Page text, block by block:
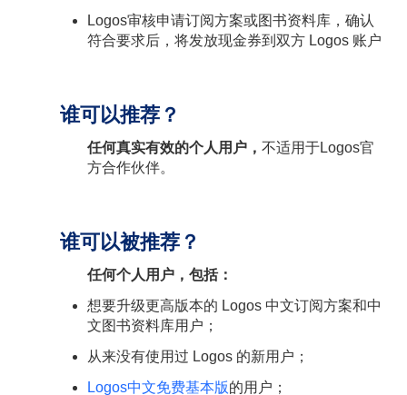
Logos审核申请订阅方案或图书资料库，确认
符合要求后，将发放现金券到双方 Logos 账户
谁可以推荐？
任何真实有效的个人用户， 不适用于Logos官
方合作伙伴。
谁可以被推荐？
任何个人用户，包括：
想要升级更高版本的 Logos 中文订阅方案和中
文图书资料库用户；
从来没有使用过 Logos 的新用户；
Logos中文免费基本版的用户；